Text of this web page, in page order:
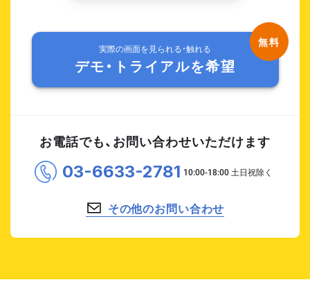
実際の画面を見られる・触れる
デモ・トライアルを希望
お電話でも、お問い合わせいただけます
03-6633-2781
その他のお問い合わせ